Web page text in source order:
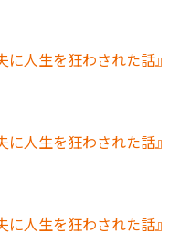
に人生を狂わされた話
に人生を狂わされた話
に人生を狂わされた話